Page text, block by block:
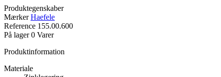
Produktegenskaber
Mærker Haefele
Reference 155.00.600
På lager 0 Varer
Produktinformation
Materiale